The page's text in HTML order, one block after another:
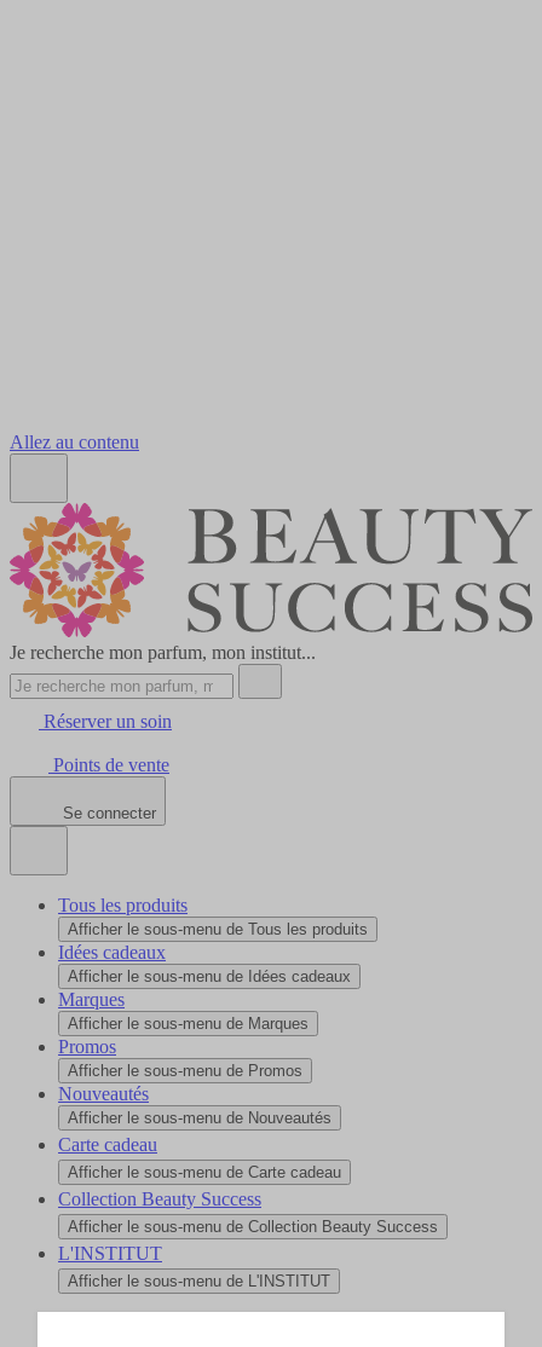
Allez au contenu
Je recherche mon parfum, mon institut...
Réserver un soin
Points de vente
Se connecter
Tous les produits
Afficher le sous-menu de Tous les produits
Idées cadeaux
Afficher le sous-menu de Idées cadeaux
Marques
Afficher le sous-menu de Marques
Promos
Afficher le sous-menu de Promos
Nouveautés
Afficher le sous-menu de Nouveautés
Carte cadeau
Afficher le sous-menu de Carte cadeau
Collection Beauty Success
Afficher le sous-menu de Collection Beauty Success
L'INSTITUT
Afficher le sous-menu de L'INSTITUT